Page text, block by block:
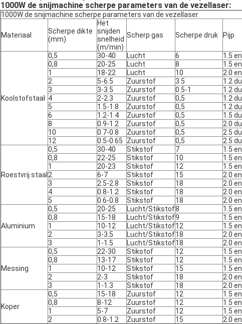
1000W de snijmachine scherpe parameters van de vezellaser:
1000W de snijmachine scherpe parameters van de vezellaser
Materiaal
Scherpe dikte
(mm)
Het
snijden
snelheid
(m/min)
Scherp gas Scherpe druk Pijp
Koolstofstaal
0,5 30-40 Lucht 6 1.5
0,8
20-25 Lucht 8 1.5
1
18-22 Lucht 10 2.0
2
5-6.5 Zuurstof 3.5 1.2
3
3-3.5 Zuurstof 0.5-1 1.2
4
2-2.3 Zuurstof 0,5 1.2
5
1.5-1.8 Zuurstof 0,5 1.2
6
1.2-1.4 Zuurstof 0,5 1.5
8
0.9-1.2 Zuurstof 0,5 2.0
10
0.7-0.8 Zuurstof 0,5 2.5
12
0.5-0.65 Zuurstof 0,5 2.5
Roestvrij staal
0,5 30-40 Stikstof 7 1.5
0,8
22-25 Stikstof 10 1.5
1
20-23 Stikstof 12 1.5
2
6-7 Stikstof 15 2.0
3
2.5-2.8 Stikstof 18 2.0
4
0.8-1.2 Stikstof 18 2.0
5
0.6-0.8 Stikstof 18 2.0
Aluminium
0,5 20-25 Lucht/Stikstof8 1.5
0,8
15-18 Lucht/Stikstof9 1.5
1
10-12 Lucht/Stikstof12 1.5
2
3-3.5 Lucht/Stikstof18 2.0
3
1-1.5 Lucht/Stikstof18 2.0
Messing
0,5 22-30 Stikstof 12 1.5
0,8
13-17 Stikstof 12 1.5
1
10-12 Stikstof 15 1.5
2
2-3 Stikstof 18 2.0
3
1-1.3 Stikstof 18 2.0
Koper
0,5 15-18 Zuurstof 12 1.5
0,8
8-12 Zuurstof 12 1.5
1
5-7 Zuurstof 12 1.5
2
0.8-1.2 Zuurstof 15 2.0